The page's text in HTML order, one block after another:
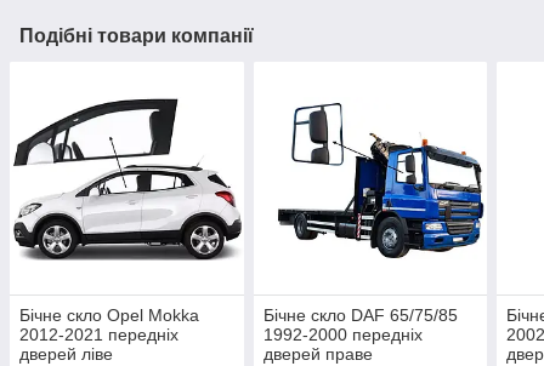
Подібні товари компанії
Бічне скло Opel Mokka
2012-2021 передніх
дверей ліве
Бічне скло DAF 65/75/85
1992-2000 передніх
дверей праве